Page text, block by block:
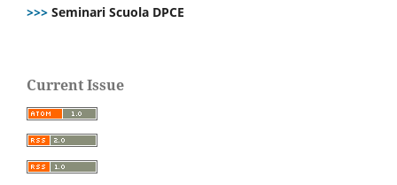
>>> Seminari Scuola DPCE
Current Issue